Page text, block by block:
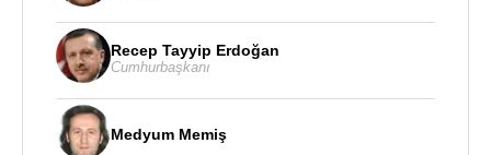
Recep Tayyip Erdoğan
Cumhurbaşkanı
Medyum Memiş